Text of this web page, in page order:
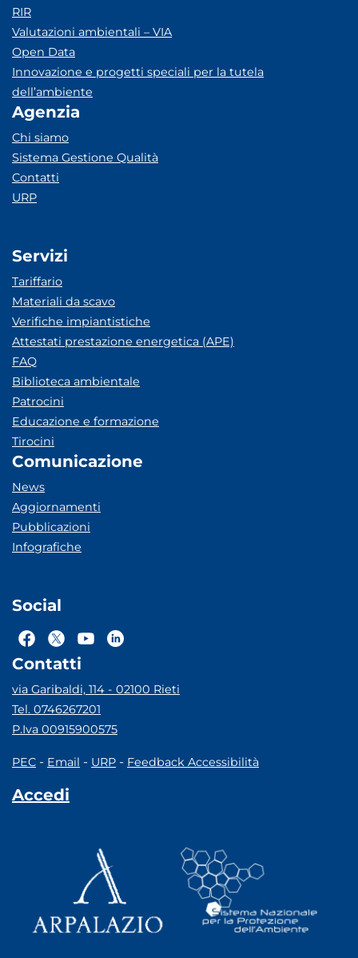
RIR
Valutazioni ambientali – VIA
Open Data
Innovazione e progetti speciali per la tutela
dell’ambiente
Agenzia
Chi siamo
Sistema Gestione Qualità
Contatti
URP
Servizi
Tariffario
Materiali da scavo
Verifiche impiantistiche
Attestati prestazione energetica (APE)
FAQ
Biblioteca ambientale
Patrocini
Educazione e formazione
Tirocini
Comunicazione
News
Aggiornamenti
Pubblicazioni
Infografiche
Social
Contatti
via Garibaldi, 114 - 02100 Rieti
Tel. 0746267201
P.Iva 00915900575
PEC - Email - URP - Feedback Accessibilità
Accedi